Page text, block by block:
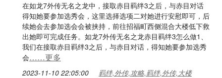
在如龙7外传无名之龙中，接取赤目羁绊3之后，与赤目对话
得知她要参加选秀会，这里选择选项二对她进行安慰即可，后
续她会去参加选会会被挟持，前往招福町西侧混合大楼低下救
出她即可完成任务。如龙7外传无名之龙赤目羁绊3怎么做1、
我们在接取赤目羁绊3之后，与赤目对话，得知她要参加选秀
会……更多
2023-11-10 22:05:00 羁绊,外传,攻略,羁绊,外传,大楼